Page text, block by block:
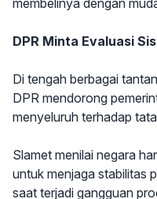
membelinya dengan
DPR Minta Evaluasi
Di tengah berbagai
DPR mendorong
menyeluruh terhadap
Slamet menilai negara
untuk menjaga stabilitas
saat terjadi gangguan